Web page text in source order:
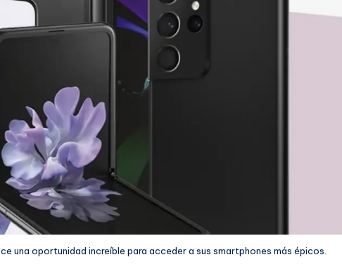
una oportunidad increíble para acceder a sus smartphones más épicos.